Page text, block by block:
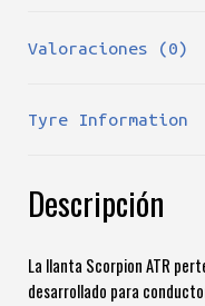
Valoraciones (0)
Tyre Information
Descripción
La llanta Scorpion ATR
desarrollado para